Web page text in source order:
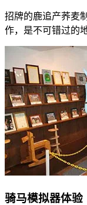
招牌的鹿追产荞麦
作，是不可错过的
骑马模拟器体验